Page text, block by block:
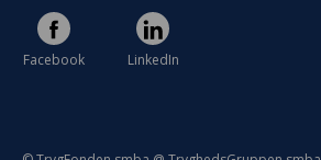
Facebook LinkedIn